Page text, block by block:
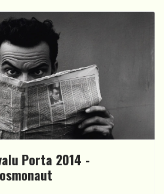
Porta 2014 -